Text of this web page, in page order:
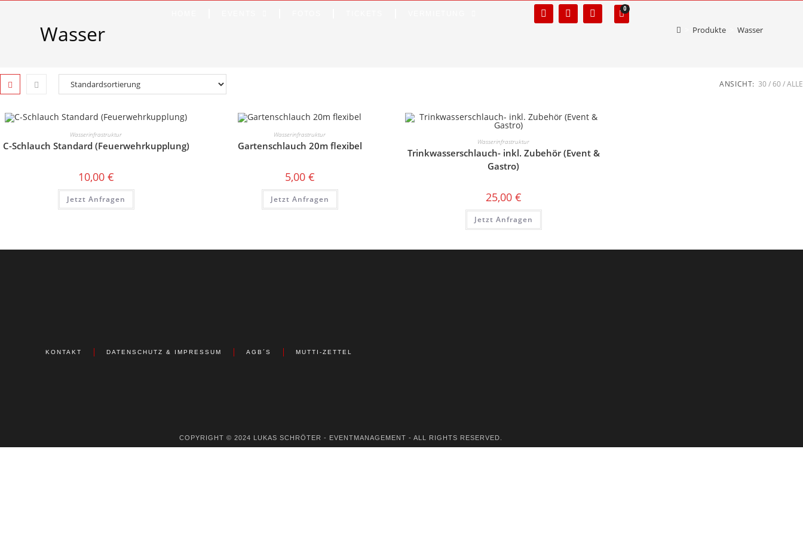
0
Wasser Produkte Wasser
ANSICHT: 30 60 ALLE
Wasserinfrastruktur
C-Schlauch Standard (Feuerwehrkupplung)
10,00 €
Jetzt Anfragen
Wasserinfrastruktur
Gartenschlauch 20m flexibel
5,00 €
Jetzt Anfragen
Wasserinfrastruktur
Trinkwasserschlauch- inkl. Zubehör (Event &
Gastro)
25,00 €
Jetzt Anfragen
KONTAKT DATENSCHUTZ & IMPRESSUM AGB´S MUTTI-ZETTEL
COPYRIGHT © 2024 LUKAS SCHRÖTER - EVENTMANAGEMENT - ALL RIGHTS RESERVED.